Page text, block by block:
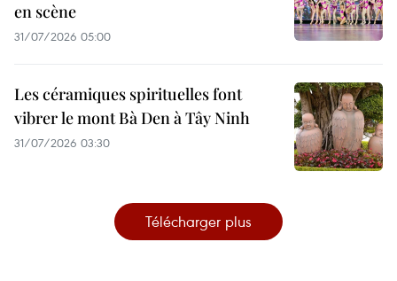
en scène
31/07/2026 05:00
Les céramiques spirituelles font
vibrer le mont Bà Den à Tây Ninh
31/07/2026 03:30
Télécharger plus